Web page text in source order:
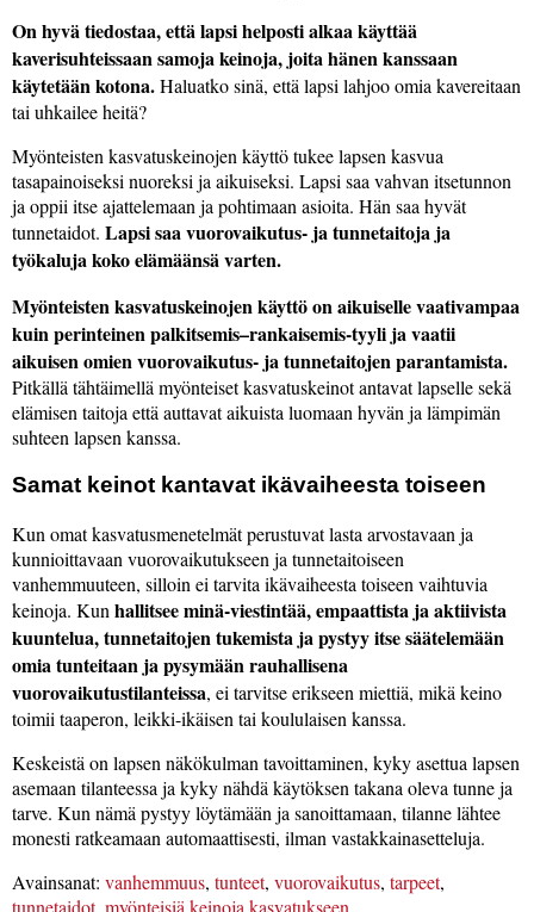
On hyvä tiedostaa, että lapsi helposti alkaa käyttää
kaverisuhteissaan samoja keinoja, joita hänen kanssaan
käytetään kotona.Haluatko sinä, että lapsi lahjoo omia kavereitaan
tai uhkailee heitä?
Myönteisten kasvatuskeinojen käyttö tukee lapsen kasvua
tasapainoiseksi nuoreksi ja aikuiseksi. Lapsi saa vahvan itsetunnon
ja oppii itse ajattelemaan ja pohtimaan asioita. Hän saa hyvät
tunnetaidot. Lapsi saa vuorovaikutus- ja tunnetaitoja ja
työkaluja koko elämäänsä varten.
Myönteisten kasvatuskeinojen käyttö on aikuiselle vaativampaa
kuin perinteinen palkitsemis–rankaisemis-tyyli ja vaatii
aikuisen omien vuorovaikutus- ja tunnetaitojen parantamista.
Pitkällä tähtäimellä myönteiset kasvatuskeinot antavat lapselle sekä
elämisen taitoja että auttavat aikuista luomaan hyvän ja lämpimän
suhteen lapsen kanssa.
Samat keinot kantavat ikävaiheesta toiseen
Kun omat kasvatusmenetelmät perustuvat lasta arvostavaan ja
kunnioittavaan vuorovaikutukseen ja tunnetaitoiseen
vanhemmuuteen, silloin ei tarvita ikävaiheesta toiseen vaihtuvia
keinoja. Kun hallitsee minä-viestintää, empaattista ja aktiivista
kuuntelua, tunnetaitojen tukemista ja pystyy itse säätelemään
omia tunteitaan ja pysymään rauhallisena
vuorovaikutustilanteissa, ei tarvitse erikseen miettiä, mikä keino
toimii taaperon, leikki-ikäisen tai koululaisen kanssa.
Keskeistä on lapsen näkökulman tavoittaminen, kyky asettua lapsen
asemaan tilanteessa ja kyky nähdä käytöksen takana oleva tunne ja
tarve. Kun nämä pystyy löytämään ja sanoittamaan, tilanne lähtee
monesti ratkeamaan automaattisesti, ilman vastakkainasetteluja.
Avainsanat: vanhemmuus, tunteet, vuorovaikutus, tarpeet,
tunnetaidot myönteisiä keinoja kasvatukseen